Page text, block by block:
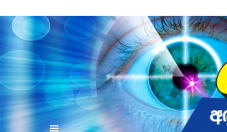
to
contentvinivida.lk